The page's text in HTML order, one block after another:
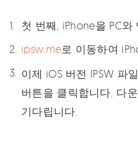
첫 번째, iPhone을 PC와
ipsw.me로 이동하여
이제 iOS 버전 IPSW 파
버튼을 클릭합니다. 다
기다립니다.